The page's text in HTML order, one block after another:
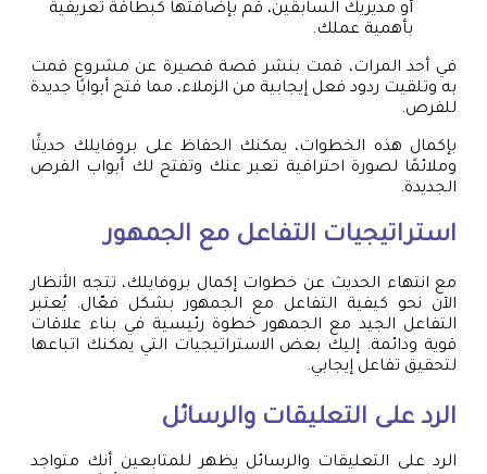
أو مديريك السابقين، قم بإضافتها كبطاقة تعريفية
بأهمية عملك.
في أحد المرات، قمت بنشر قصة قصيرة عن مشروع قمت
به وتلقيت ردود فعل إيجابية من الزملاء، مما فتح أبوابًا جديدة
للفرص.
بإكمال هذه الخطوات، يمكنك الحفاظ على بروفايلك حديثًا
وملائمًا لصورة احترافية تعبر عنك وتفتح لك أبواب الفرص
الجديدة.
استراتيجيات التفاعل مع الجمهور
مع انتهاء الحديث عن خطوات إكمال بروفايلك، تتجه الأنظار
الآن نحو كيفية التفاعل مع الجمهور بشكل فعّال. يُعتبر
التفاعل الجيد مع الجمهور خطوة رئيسية في بناء علاقات
قوية ودائمة. إليك بعض الاستراتيجيات التي يمكنك اتباعها
لتحقيق تفاعل إيجابي.
الرد على التعليقات والرسائل
الرد على التعليقات والرسائل يظهر للمتابعين أنك متواجد